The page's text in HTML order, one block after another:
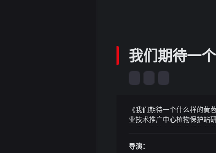
我们期待一
《我们期待一个什么样的
业技术推广中心植物保护站
期待一个什么样的黄蓉?（婆
《我们期待一个什么样的黄
谁是你娘我儿子在这里
导演：